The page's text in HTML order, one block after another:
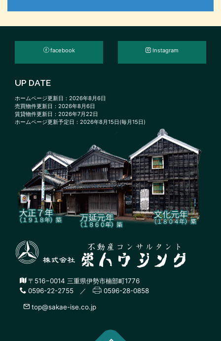
facebook Instagram
UP DATE
ホームページ更新日：2026年8月6日
売買物件更新日：2026年8月6日
賃貸物件更新日：2026年7月22日
ホームページ更新予定日：2026年8月15日(毎月15日)
〒516−0014 三重県伊勢市楠部町1776
0596-22-2755 ／
0596-28-0858
top@sakae-ise.co.jp